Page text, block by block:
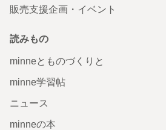
販売支援企画・イベント
読みもの
minneとものづくりと
minne学習帖
ニュース
minneの本